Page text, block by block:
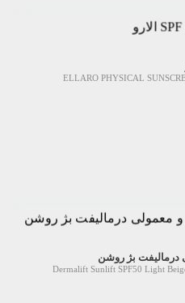
ELLARO PHYSICAL
بژ روشن
Dermalift Sunlift SPF50 Light